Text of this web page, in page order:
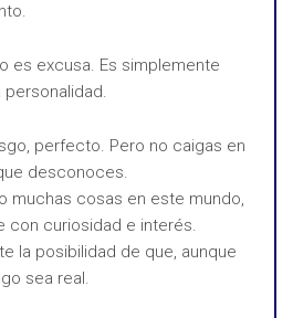
es excusa. Es simplemente
perfecto. Pero no caigas en
desconoces.
muchas cosas en este mundo,
con curiosidad e interés.
la posibilidad de que, aunque
sea real.